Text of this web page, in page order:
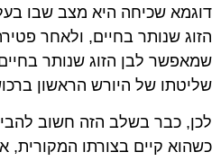
דוגמא שכיחה היא מצב שבו
הזוג שנותר בחיים, ולאחר
שמאפשר לבן הזוג שנותר
שליטתו של היורש הראשון
לכן, כבר בשלב הזה חשוב
כשהוא קיים בצורתו המקורית,